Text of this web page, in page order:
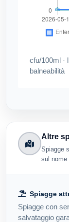
cfu/100ml ·
balneabilità
Altre
Spiagge
sul nome
Spiagge
Spiagge con
salvataggio